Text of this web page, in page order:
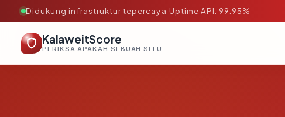
Didukung infrastruktur tepercaya·Uptime API: 99.95%
KalaweitScore
PERIKSA APAKAH SEBUAH SITUS AMAN, TEPERCAYA, DAN TERVERIFIKASI DALAM HITUNGAN DETIK.